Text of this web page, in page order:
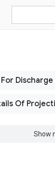
Discharge
Of
Show